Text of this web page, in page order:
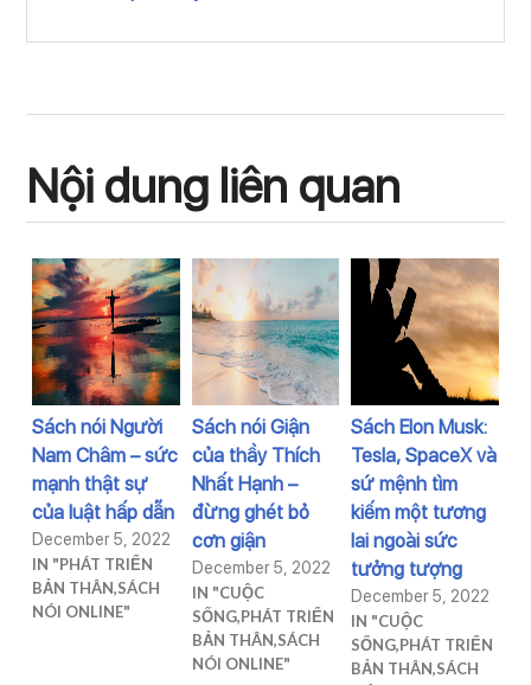
Nội dung liên quan
Sách nói Người
Nam Châm – sức
mạnh thật sự
của luật hấp dẫn
December 5, 2022
IN "PHÁT TRIỂN
BẢN THÂN,SÁCH
NÓI ONLINE"
Sách nói Giận
của thầy Thích
Nhất Hạnh –
đừng ghét bỏ
cơn giận
December 5, 2022
IN "CUỘC
SỐNG,PHÁT TRIỂN
BẢN THÂN,SÁCH
NÓI ONLINE"
Sách Elon Musk:
Tesla, SpaceX và
sứ mệnh tìm
kiếm một tương
lai ngoài sức
tưởng tượng
December 5, 2022
IN "CUỘC
SỐNG,PHÁT TRIỂN
BẢN THÂN,SÁCH